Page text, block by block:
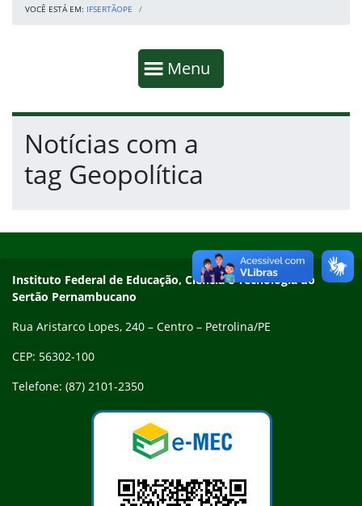
VOCÊ ESTÁ EM: IFSERTÃOPE
Mostrar
Menu
Fim da navegação
Início do conteúdo
Notícias com a
tag Geopolítica
Endereço
Instituto Federal de Educação, Ciência e Tecnologia do
Sertão Pernambucano
Rua Aristarco Lopes, 240 – Centro – Petrolina/PE
CEP: 56302-100
Telefone: (87) 2101-2350